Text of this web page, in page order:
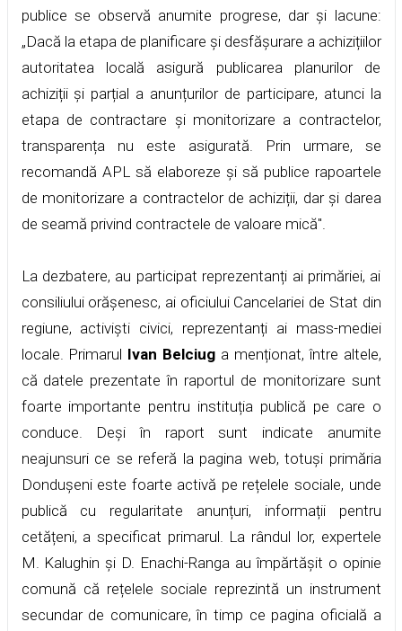
publice se observă anumite progrese, dar și lacune:
„Dacă la etapa de planificare și desfășurare a achizițiilor
autoritatea locală asigură publicarea planurilor de
achiziții și parțial a anunțurilor de participare, atunci la
etapa de contractare și monitorizare a contractelor,
transparența nu este asigurată. Prin urmare, se
recomandă APL să elaboreze și să publice rapoartele
de monitorizare a contractelor de achiziții, dar și darea
de seamă privind contractele de valoare mică".
La dezbatere, au participat reprezentanți ai primăriei, ai
consiliului orășenesc, ai oficiului Cancelariei de Stat din
regiune, activiști civici, reprezentanți ai mass-mediei
locale. Primarul Ivan Belciug a menționat, între altele,
că datele prezentate în raportul de monitorizare sunt
foarte importante pentru instituția publică pe care o
conduce. Deși în raport sunt indicate anumite
neajunsuri ce se referă la pagina web, totuși primăria
Dondușeni este foarte activă pe rețelele sociale, unde
publică cu regularitate anunțuri, informații pentru
cetățeni, a specificat primarul. La rândul lor, expertele
M. Kalughin și D. Enachi-Ranga au împărtășit o opinie
comună că rețelele sociale reprezintă un instrument
secundar de comunicare, în timp ce pagina oficială a